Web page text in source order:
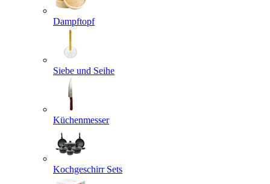
Dampftopf
Siebe und Seihe
Küchenmesser
Kochgeschirr Sets